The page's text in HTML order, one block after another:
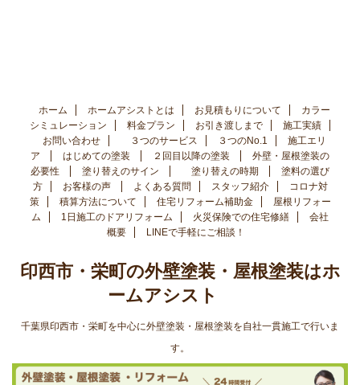
ホーム ホームアシストとは お見積もりについて
カラー
シミュレーション
料金プラン お引き渡しまで
施工実績
お問い合わせ
３つのサービス ３つのNo.1
施工エリ
ア
はじめての塗装 ２回目以降の塗装
外壁・屋根塗装の
必要性
塗り替えのサイン 塗り替えの時期
塗料の選び
方
お客様の声 よくある質問 スタッフ紹介
コロナ対
策
積算方法について 住宅リフォーム補助金
屋根リフォー
ム
1日施工のドアリフォーム 火災保険での住宅修繕
会社
概要
LINEで手軽にご相談！
印西市・栄町の外壁塗装・屋根塗装はホ
ームアシスト
千葉県印西市・栄町を中心に外壁塗装・屋根塗装を自社一貫施工で行いま
す。